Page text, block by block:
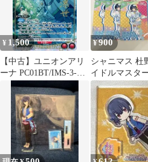
¥ 1,500
【中古】ユニオンアリ
ーナ PC01BT/IMS-3-
049[PcC★]：(キラ)杜野
凛世(アイドル金箔押し
サイン入り)
¥900
シャニマス 杜
イドルマスタ
フォリオ サイ